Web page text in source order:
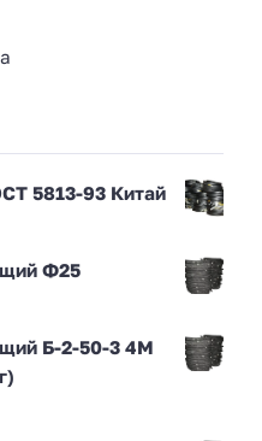
5813-93 Китай
Ф25
Б-2-50-3 4М